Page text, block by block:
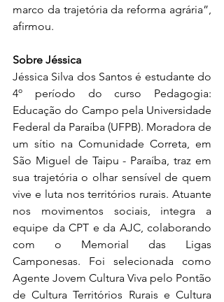
marco da trajetória da reforma agrária”,
afirmou.
Sobre Jéssica
Jéssica Silva dos Santos é estudante do
4º período do curso Pedagogia:
Educação do Campo pela Universidade
Federal da Paraíba (UFPB). Moradora de
um sítio na Comunidade Correta, em
São Miguel de Taipu - Paraíba, traz em
sua trajetória o olhar sensível de quem
vive e luta nos territórios rurais. Atuante
nos movimentos sociais, integra a
equipe da CPT e da AJC, colaborando
com o Memorial das Ligas
Camponesas. Foi selecionada como
Agente Jovem Cultura Viva pelo Pontão
de Cultura Territórios Rurais e Cultura